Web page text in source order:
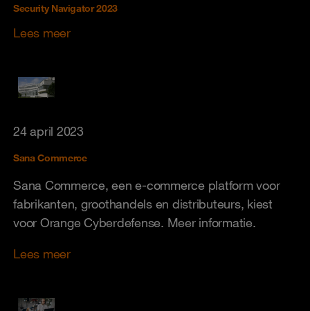
Security Navigator 2023
Lees meer
24 april 2023
Sana Commerce
Sana Commerce, een e-commerce platform voor
fabrikanten, groothandels en distributeurs, kiest
voor Orange Cyberdefense. Meer informatie.
Lees meer